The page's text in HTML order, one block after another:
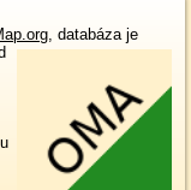
, databáza je